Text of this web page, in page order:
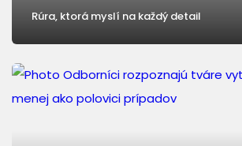
Rúra, ktorá myslí na každý detail